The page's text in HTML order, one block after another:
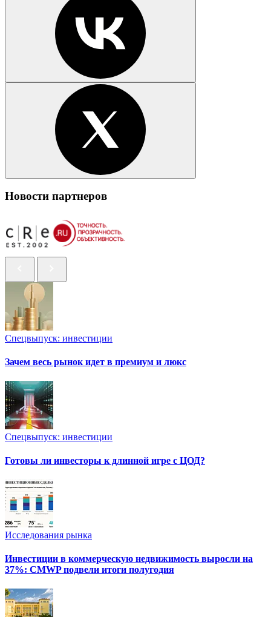
Новости партнеров
Спецвыпуск: инвестиции
Зачем весь рынок идет в премиум и люкс
Спецвыпуск: инвестиции
Готовы ли инвесторы к длинной игре с ЦОД?
Исследования рынка
Инвестиции в коммерческую недвижимость выросли на
37%: CMWP подвели итоги полугодия